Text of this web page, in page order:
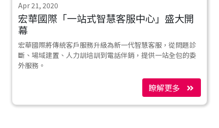
Apr 21, 2020
宏華國際「一站式智慧客服中心」盛大開
幕
宏華國際將傳統客戶服務升級為新一代智慧客服，從問題診
斷、場域建置、人力訓培訓到電話伴銷，提供一站全包的委
外服務。
瞭解更多